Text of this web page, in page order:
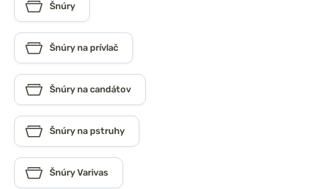
Šnúry
Šnúry na prívlač
Šnúry na candátov
Šnúry na pstruhy
Šnúry Varivas